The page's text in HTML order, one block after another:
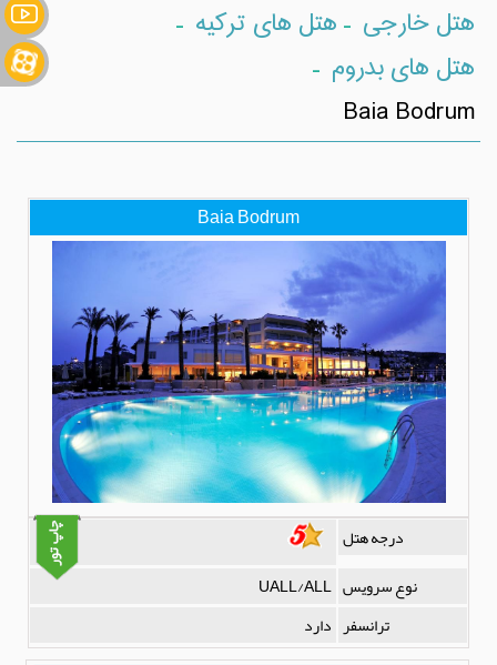
هتل خارجی -هتل های ترکیه -
هتل های بدروم -
Baia Bodrum
Baia Bodrum
درجه هتل
نوع سرویس UALL/ALL
ترانسفر دارد